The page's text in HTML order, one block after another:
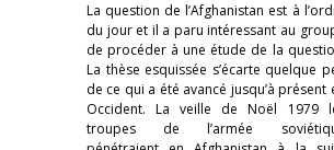
La question de l’Afghanistan est à
du jour et il a paru intéressant au
de procéder à une étude de la
La thèse esquissée s’écarte quelque
de ce qui a été avancé jusqu’à présent
Occident. La veille de Noël 1979
troupes de l’armée